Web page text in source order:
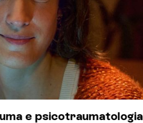
psicotraumatologia